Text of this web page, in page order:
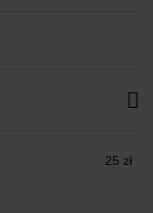
25 zł